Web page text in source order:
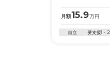
月額15.9万円
自立 要支援1・2